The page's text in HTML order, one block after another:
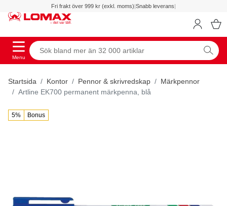
Fri frakt över 999 kr (exkl. moms)|Snabb leverans|
Menu
Startsida Kontor Pennor & skrivredskap
Märkpennor
Artline EK700 permanent märkpenna, blå
5% Bonus